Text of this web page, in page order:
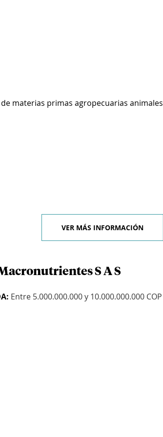
materias primas agropecuarias animales
VER MÁS INFORMACIÓN
S A S
Entre 5.000.000.000 y 10.000.000.000 COP